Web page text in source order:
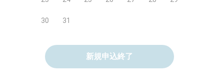
30 31
新規申込終了